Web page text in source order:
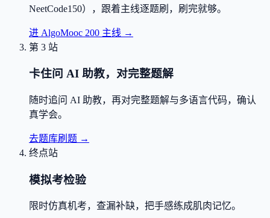
NeetCode150），跟着主线逐题刷，刷完就够。
进 AlgoMooc 200 主线 →
第 3 站
卡住问 AI 助教，对完整题解
随时追问 AI 助教，再对完整题解与多语言代码，确认
真学会。
去题库刷题 →
终点站
模拟考检验
限时仿真机考，查漏补缺，把手感练成肌肉记忆。